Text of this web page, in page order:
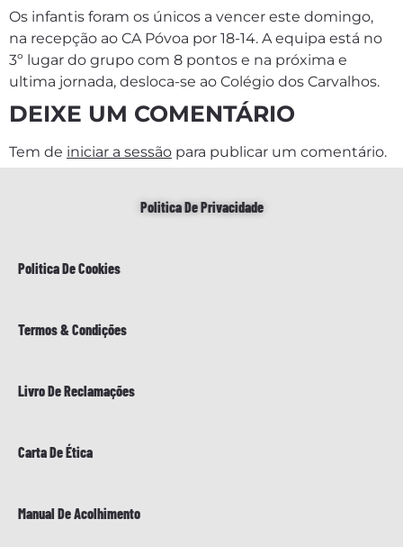
Os infantis foram os únicos a vencer este domingo,
na recepção ao CA Póvoa por 18-14. A equipa está no
3º lugar do grupo com 8 pontos e na próxima e
ultima jornada, desloca-se ao Colégio dos Carvalhos.
DEIXE UM COMENTÁRIO
Tem de iniciar a sessão para publicar um comentário.
Politica De Privacidade
Politica De Cookies
Termos & Condições
Livro De Reclamações
Carta De Ética
Manual De Acolhimento